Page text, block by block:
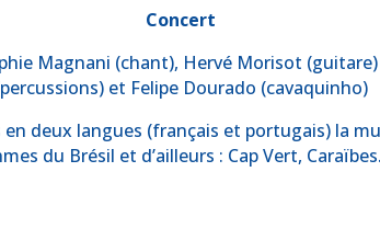
Concert
Magnani (chant), Hervé Morisot
et Felipe Dourado (cavaquinho)
deux langues (français et portugais) la
du Brésil et d’ailleurs : Cap Vert,